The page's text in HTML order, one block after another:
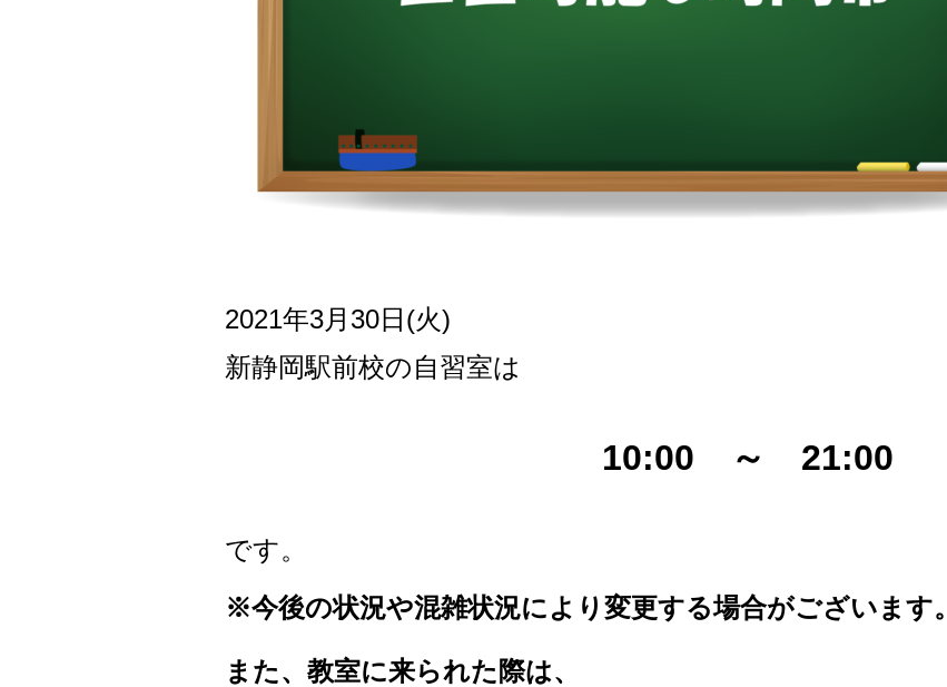
2021年3月30日(火)
新静岡駅前校の自習室は
10:00 ～ 21:00
です。
※今後の状況や混雑状況により変更する場合がございます。
また、教室に来られた際は、